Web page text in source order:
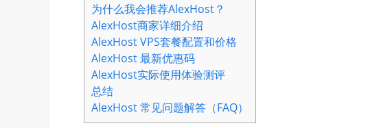
为什么我会推荐AlexHost？
AlexHost商家详细介绍
AlexHost VPS套餐配置和价格
AlexHost 最新优惠码
AlexHost实际使用体验测评
总结
AlexHost 常见问题解答（FAQ）